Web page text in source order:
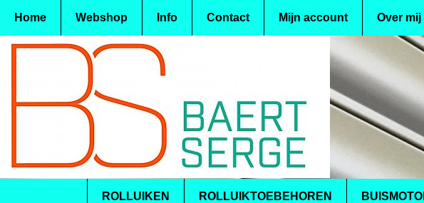
Home Webshop Info Contact Mijn account Over mij
ROLLUIKEN ROLLUIKTOEBEHOREN